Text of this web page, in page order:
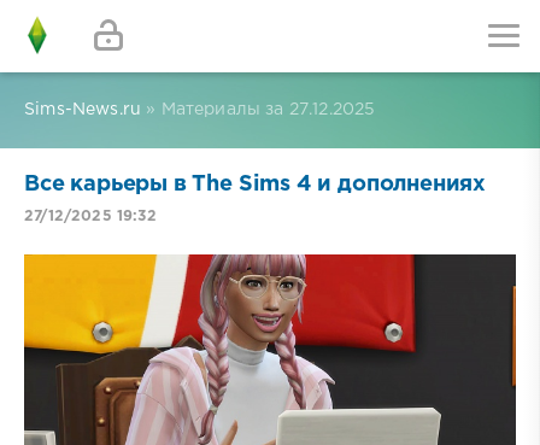
Sims-News.ru » Материалы за 27.12.2025
Все карьеры в The Sims 4 и дополнениях
27/12/2025 19:32